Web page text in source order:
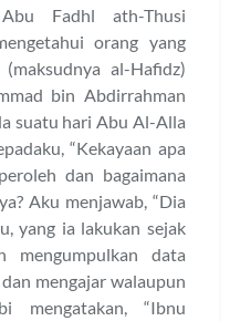
Fadhl ath-Thusi
orang yang
al-Hafidz)
bin Abdirrahman
suatu hari Abu Al-Alla
“Kekayaan apa
dan bagaimana
Aku menjawab, “Dia
yang ia lakukan sejak
mengumpulkan data
mengajar walaupun
mengatakan, “Ibnu